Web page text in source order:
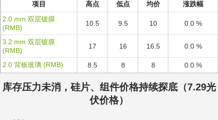
项目 高点 低点 均价
涨跌幅
2.0 mm 双层镀膜
(RMB)
10.5 9.5 10 0.0 %
3.2 mm 双层镀膜
(RMB)
17 16 16.5 0.0 %
2.0 背板玻璃 (RMB) 8.5 8 8 0.0 %
库存压力未消，硅片、组件价格持续探底（7.29光
伏价格）